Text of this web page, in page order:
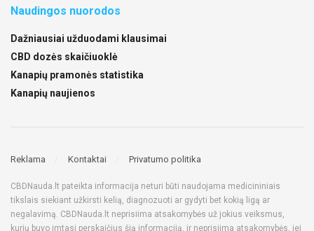
Naudingos nuorodos
Dažniausiai užduodami klausimai
CBD dozės skaičiuoklė
Kanapių pramonės statistika
Kanapių naujienos
Reklama Kontaktai Privatumo politika
CBDNauda.lt pateikta informacija neturi būti naudojama medicininiais
tikslais siekiant užkirsti kelią, diagnozuoti ar gydyti bet kokią ligą ar
negalavimą. CBDNauda.lt neprisiima atsakomybės už jokius veiksmus,
kurių buvo imtasi perskaičius šią informaciją, ir neprisiima atsakomybės, jei